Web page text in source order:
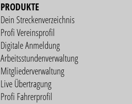
PRODUKTE
Dein Streckenverzeichnis
Profi Vereinsprofil
Digitale Anmeldung
Arbeitsstundenverwaltung
Mitgliederverwaltung
Live Übertragung
Profi Fahrerprofil